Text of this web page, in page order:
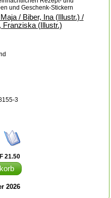
und Geschenk-Stickern
/ Biber, Ina (Illustr.) /
Franziska (Illustr.)
3
21.50
2026